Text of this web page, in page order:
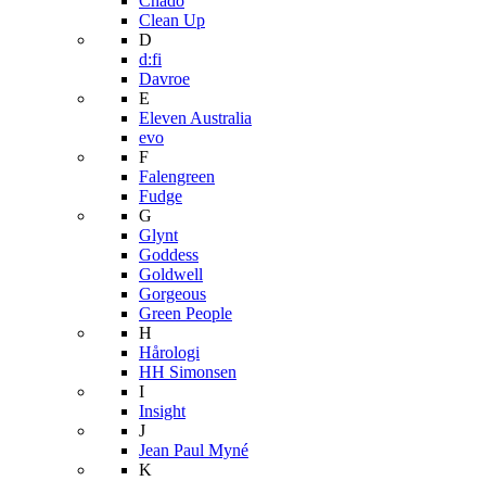
Clean Up
D
d:fi
Davroe
E
Eleven Australia
evo
F
Falengreen
Fudge
G
Glynt
Goddess
Goldwell
Gorgeous
Green People
H
Hårologi
HH Simonsen
I
Insight
J
Jean Paul Myné
K